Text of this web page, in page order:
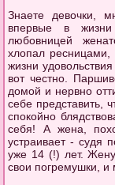
Знаете девочки,
впервые в
любовницей
хлопал
жизни
вот честно.
домой и нервно
себе представить,
спокойно
себя! А жена,
устраивает - судя
уже 14 (!) лет.
свои погремушки, и